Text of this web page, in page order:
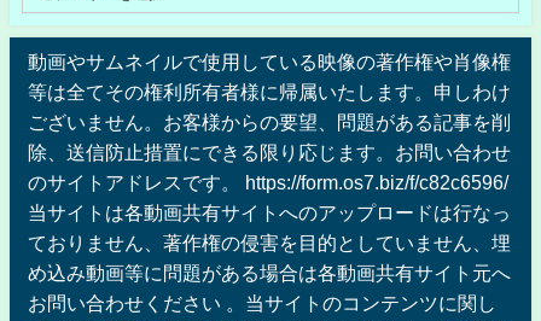
動画やサムネイルで使用している映像の著作権や肖像権
等は全てその権利所有者様に帰属いたします。申しわけ
ございません。お客様からの要望、問題がある記事を削
除、送信防止措置にできる限り応じます。お問い合わせ
のサイトアドレスです。 https://form.os7.biz/f/c82c6596/
当サイトは各動画共有サイトへのアップロードは行なっ
ておりません、著作権の侵害を目的としていません、埋
め込み動画等に問題がある場合は各動画共有サイト元へ
お問い合わせください 。当サイトのコンテンツに関し